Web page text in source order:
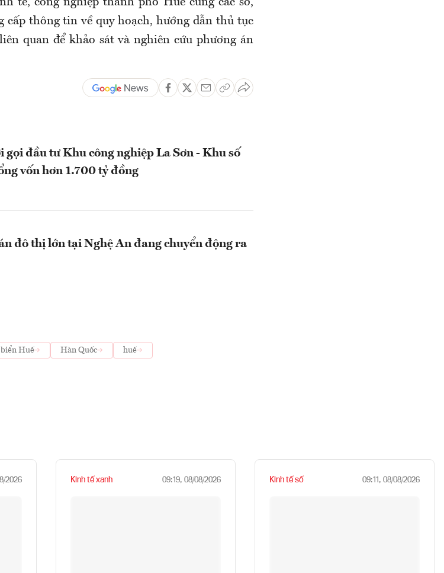
tế, công nghiệp thành phố Huế cùng các sở,
cấp thông tin về quy hoạch, hướng dẫn thủ tục
quan để khảo sát và nghiên cứu phương án
gọi đầu tư Khu công nghiệp La Sơn - Khu số
vốn hơn 1.700 tỷ đồng
đô thị lớn tại Nghệ An đang chuyển động ra
biển Huế Hàn Quốc
huế
2026 Kinh tế xanh 09:19, 08/08/2026 Kinh tế số 09:11, 08/08/2026